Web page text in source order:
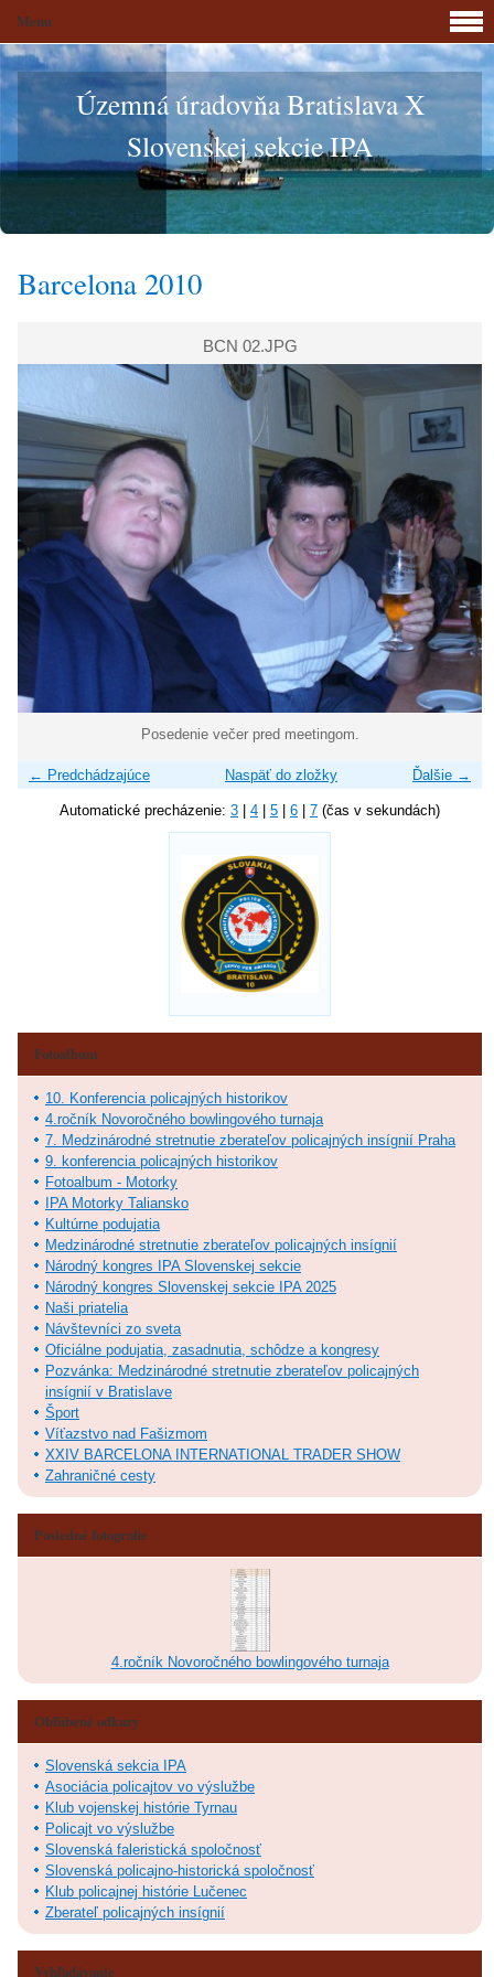
Územná úradovňa Bratislava X
Slovenskej sekcie IPA
Barcelona 2010
BCN 02.JPG
Posedenie večer pred meetingom.
← Predchádzajúce Ďalšie →
Naspäť do zložky
Automatické precházenie: 3 4 5 6 7 (čas v sekundách)
Menu
Fotoalbum
10. Konferencia policajných historikov
4.ročník Novoročného bowlingového turnaja
7. Medzinárodné stretnutie zberateľov policajných insígnií Praha
9. konferencia policajných historikov
Fotoalbum - Motorky
IPA Motorky Taliansko
Kultúrne podujatia
Medzinárodné stretnutie zberateľov policajných insígnií
Národný kongres IPA Slovenskej sekcie
Národný kongres Slovenskej sekcie IPA 2025
Naši priatelia
Návštevníci zo sveta
Oficiálne podujatia, zasadnutia, schôdze a kongresy
Pozvánka: Medzinárodné stretnutie zberateľov policajných
insígnií v Bratislave
Šport
Víťazstvo nad Fašizmom
XXIV BARCELONA INTERNATIONAL TRADER SHOW
Zahraničné cesty
Posledné fotografie
4.ročník Novoročného bowlingového turnaja
Obľúbené odkazy
Slovenská sekcia IPA
Asociácia policajtov vo výslužbe
Klub vojenskej histórie Tyrnau
Policajt vo výslužbe
Slovenská faleristická spoločnosť
Slovenská policajno-historická spoločnosť
Klub policajnej histórie Lučenec
Zberateľ policajných insígnií
Vyhľadávanie